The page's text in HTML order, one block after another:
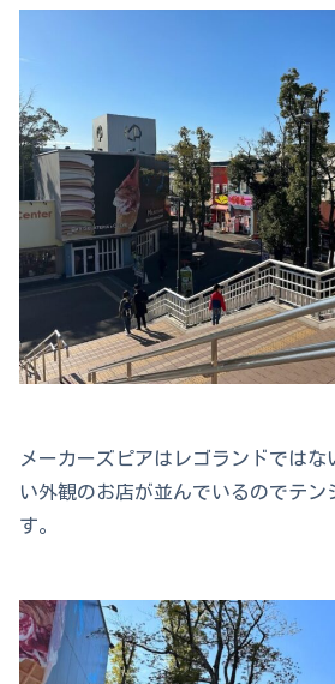
メーカーズピアはレゴランドでは
い外観のお店が並んでいるのでテン
す。